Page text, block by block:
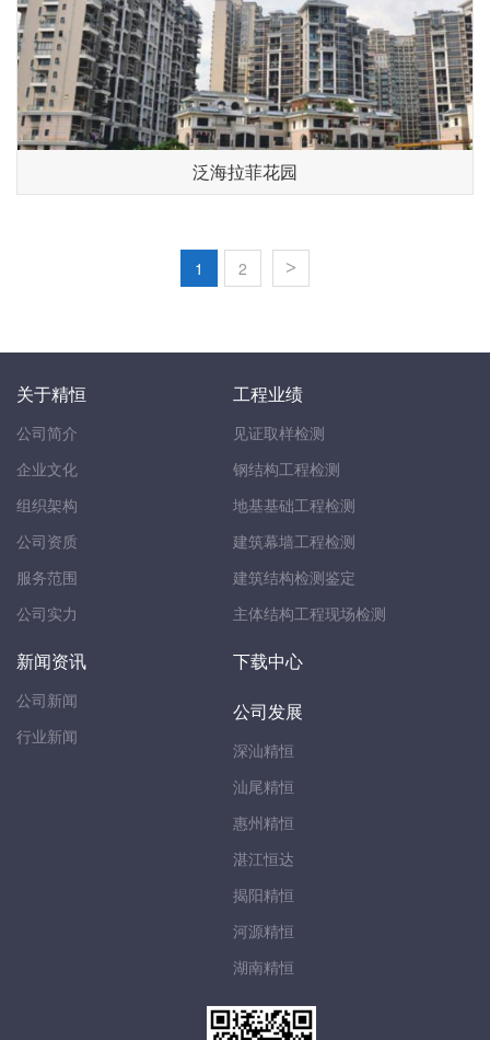
泛海拉菲花园
1 2 >
关于精恒
公司简介
企业文化
组织架构
公司资质
服务范围
公司实力
工程业绩
见证取样检测
钢结构工程检测
地基基础工程检测
建筑幕墙工程检测
建筑结构检测鉴定
主体结构工程现场检测
新闻资讯
公司新闻
行业新闻
下载中心
公司发展
深汕精恒
汕尾精恒
惠州精恒
湛江恒达
揭阳精恒
河源精恒
湖南精恒